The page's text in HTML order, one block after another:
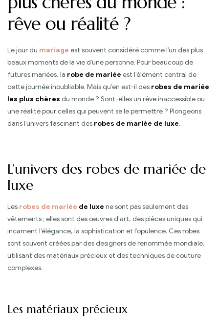
rêve ou réalité ?
Le jour du mariage est souvent considéré comme l’un des plus
beaux moments de la vie d’une personne. Pour beaucoup de
futures mariées, la robe de mariée est l’élément central de
cette journée inoubliable. Mais qu’en est-il des robes de mariée
les plus chères du monde ? Sont-elles un rêve inaccessible ou
une réalité pour celles qui peuvent se le permettre ? Plongeons
dans l’univers fascinant des robes de mariée de luxe.
L’univers des robes de mariée de
luxe
Les robes de mariée de luxe ne sont pas seulement des
vêtements ; elles sont des œuvres d’art, des pièces uniques qui
incarnent l’élégance, la sophistication et l’opulence. Ces robes
sont souvent créées par des designers de renommée mondiale,
utilisant des matériaux précieux et des techniques de couture
complexes.
Les matériaux précieux